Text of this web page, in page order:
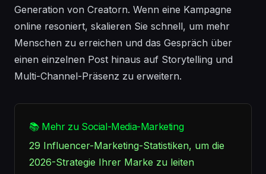
Generation von Creatorn. Wenn eine Kampagne
online resoniert, skalieren Sie schnell, um mehr
Menschen zu erreichen und das Gespräch über
einen einzelnen Post hinaus auf Storytelling und
Multi-Channel-Präsenz zu erweitern.
📚 Mehr zu Social-Media-Marketing
29 Influencer-Marketing-Statistiken, um die
2026-Strategie Ihrer Marke zu leiten